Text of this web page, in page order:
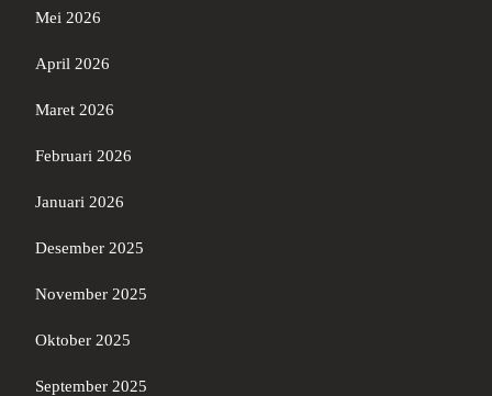
Mei 2026
April 2026
Maret 2026
Februari 2026
Januari 2026
Desember 2025
November 2025
Oktober 2025
September 2025